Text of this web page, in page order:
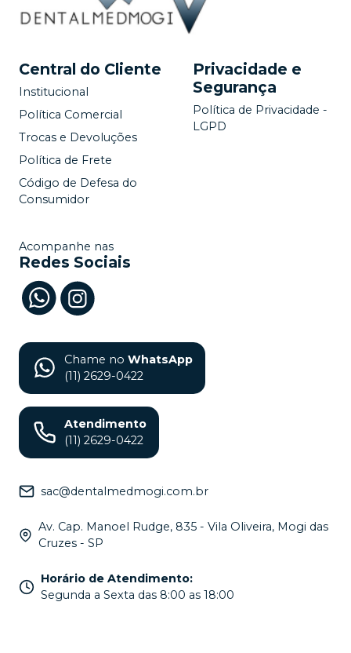
Central do Cliente
Institucional
Política Comercial
Trocas e Devoluções
Política de Frete
Código de Defesa do
Consumidor
Privacidade e
Segurança
Política de Privacidade -
LGPD
Acompanhe nas
Redes Sociais
Chame no WhatsApp
(11) 2629-0422
Atendimento
(11) 2629-0422
sac@dentalmedmogi.com.br
Av. Cap. Manoel Rudge, 835 - Vila Oliveira, Mogi das
Cruzes - SP
Horário de Atendimento:
Segunda a Sexta das 8:00 as 18:00